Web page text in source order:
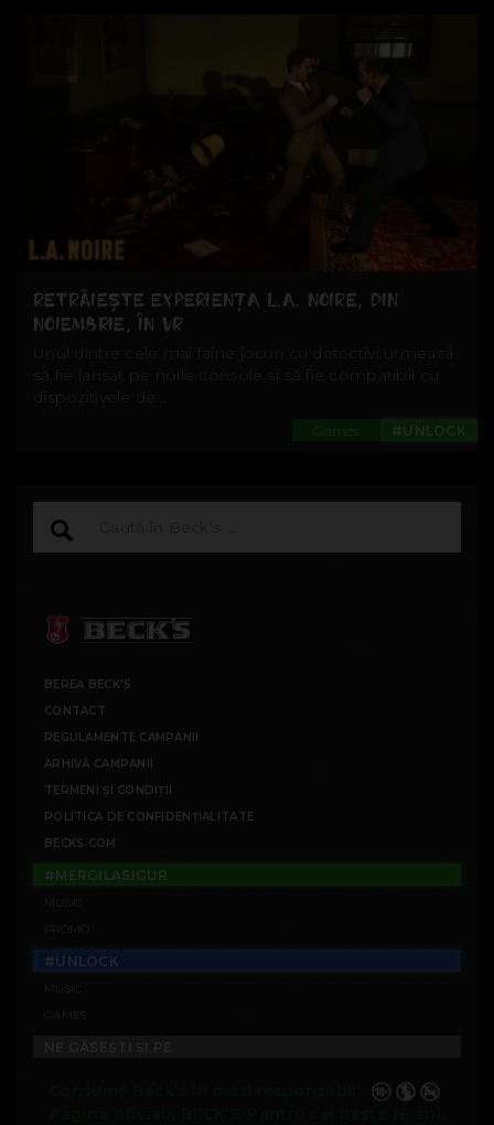
RETRĂIEȘTE EXPERIENȚA L.A. NOIRE, DIN
NOIEMBRIE, ÎN VR
Unul dintre cele mai faine jocuri cu detectivi urmează
să fie lansat pe noile console și să fie compatibil cu
dispozitivele de...
#UNLOCK
Games
BEREA BECK'S
CONTACT
REGULAMENTE CAMPANII
ARHIVĂ CAMPANII
TERMENI ȘI CONDIȚII
POLITICA DE CONFIDENȚIALITATE
BECKS.COM
#MERGILASIGUR
#UNLOCK
GAMES